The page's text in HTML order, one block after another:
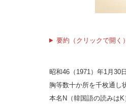
要約（クリックで開く）
昭和46（1971）年1月30
胸等数十か所を千枚通し
本名N（韓国語の読みはK